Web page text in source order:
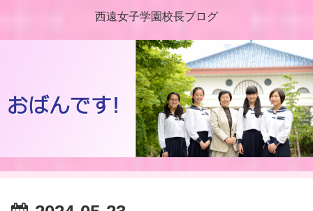
西遠女子学園校長ブログ